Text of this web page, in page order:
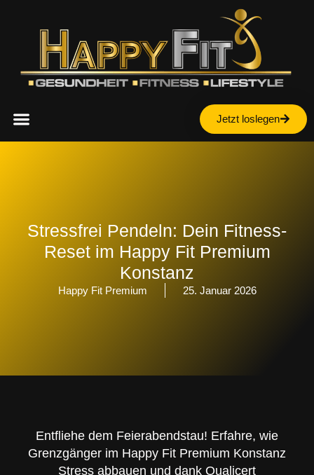
Jetzt loslegen
Stressfrei Pendeln: Dein Fitness-
Reset im Happy Fit Premium
Konstanz
Happy Fit Premium 25. Januar 2026
Entfliehe dem Feierabendstau! Erfahre, wie
Grenzgänger im Happy Fit Premium Konstanz
Stress abbauen und dank Qualicert